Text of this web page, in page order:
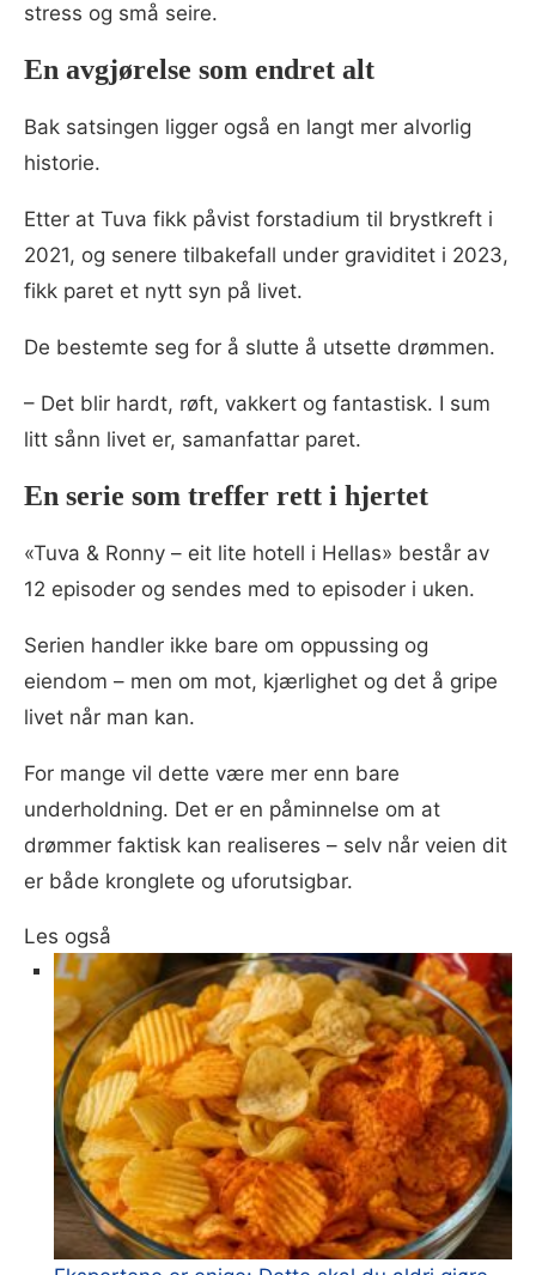
stress og små seire.
En avgjørelse som endret alt
Bak satsingen ligger også en langt mer alvorlig
historie.
Etter at Tuva fikk påvist forstadium til brystkreft i
2021, og senere tilbakefall under graviditet i 2023,
fikk paret et nytt syn på livet.
De bestemte seg for å slutte å utsette drømmen.
– Det blir hardt, røft, vakkert og fantastisk. I sum
litt sånn livet er, samanfattar paret.
En serie som treffer rett i hjertet
«Tuva & Ronny – eit lite hotell i Hellas» består av
12 episoder og sendes med to episoder i uken.
Serien handler ikke bare om oppussing og
eiendom – men om mot, kjærlighet og det å gripe
livet når man kan.
For mange vil dette være mer enn bare
underholdning. Det er en påminnelse om at
drømmer faktisk kan realiseres – selv når veien dit
er både kronglete og uforutsigbar.
Les også